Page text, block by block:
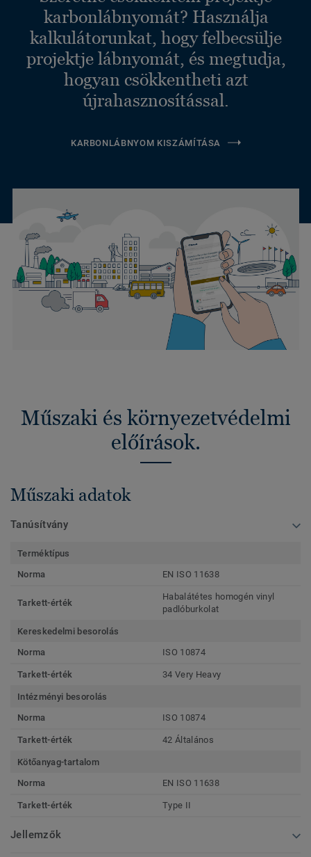
karbonlábnyomát? Használja
kalkulátorunkat, hogy felbecsülje
projektje lábnyomát, és megtudja,
hogyan csökkentheti azt
újrahasznosítással.
KARBONLÁBNYOM KISZÁMÍTÁSA
Műszaki és környezetvédelmi
előírások.
Műszaki adatok
Tanúsítvány
Terméktípus
Norma
EN ISO 11638
Tarkett-érték
Habalátétes homogén vinyl
padlóburkolat
Kereskedelmi besorolás
Norma
ISO 10874
Tarkett-érték 34 Very Heavy
Intézményi besorolás
Norma
ISO 10874
Tarkett-érték 42 Általános
Kötőanyag-tartalom
Norma
EN ISO 11638
Tarkett-érték Type II
Jellemzők